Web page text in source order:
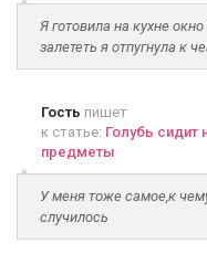
Я готовила на кухне
залететь я отпугнула к
Гость пишет
к статье: Голубь сидит
предметы
У меня тоже самое,к
случилось